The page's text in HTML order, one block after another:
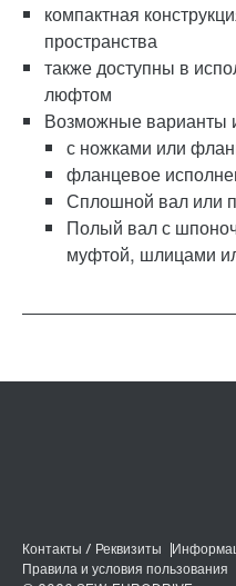
компактная
пространства
также доступны в
люфтом
Возможные варианты
с ножками или
фланцевое
Сплошной вал или
Полый вал с
муфтой, шлицами